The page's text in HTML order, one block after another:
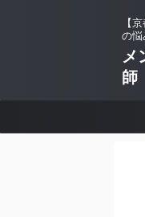
【
の悩
メ